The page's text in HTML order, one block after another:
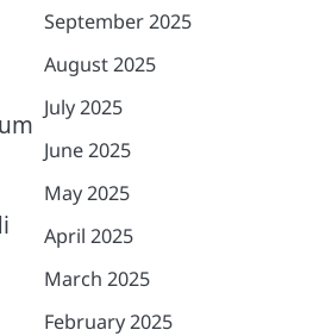
September 2025
August 2025
July 2025
June 2025
May 2025
April 2025
March 2025
February 2025